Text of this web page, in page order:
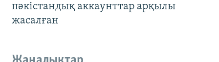
пәкістандық аккаунттар арқылы
жасалған